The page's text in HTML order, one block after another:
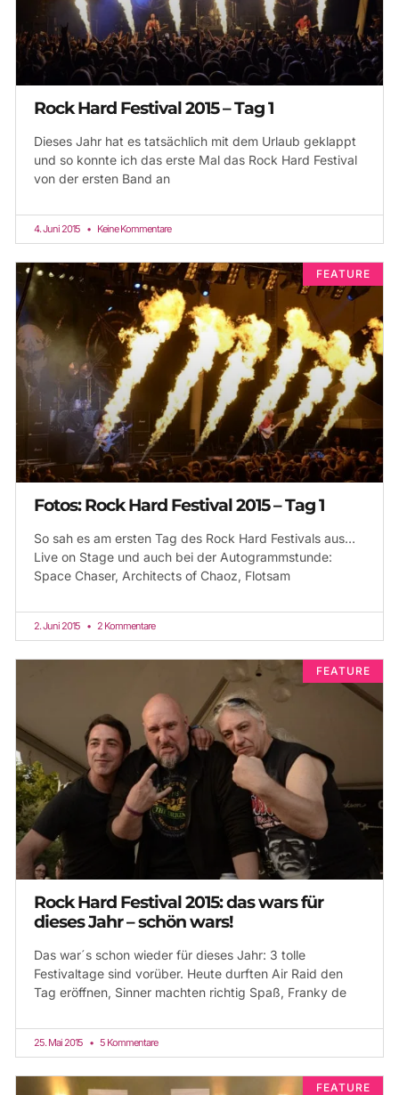
Rock Hard Festival 2015 – Tag 1
Dieses Jahr hat es tatsächlich mit dem Urlaub geklappt
und so konnte ich das erste Mal das Rock Hard Festival
von der ersten Band an
4. Juni 2015 Keine Kommentare
FEATURE
Fotos: Rock Hard Festival 2015 – Tag 1
So sah es am ersten Tag des Rock Hard Festivals aus…
Live on Stage und auch bei der Autogrammstunde:
Space Chaser, Architects of Chaoz, Flotsam
2. Juni 2015 2 Kommentare
FEATURE
Rock Hard Festival 2015: das wars für
dieses Jahr – schön wars!
Das war´s schon wieder für dieses Jahr: 3 tolle
Festivaltage sind vorüber. Heute durften Air Raid den
Tag eröffnen, Sinner machten richtig Spaß, Franky de
25. Mai 2015 5 Kommentare
FEATURE